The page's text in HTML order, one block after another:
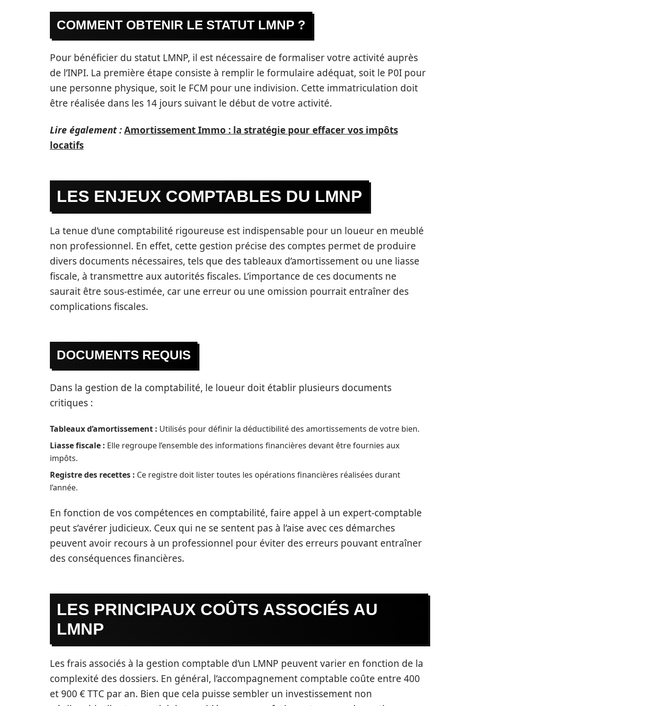
COMMENT OBTENIR LE STATUT LMNP ?
Pour bénéficier du statut LMNP, il est nécessaire de formaliser votre activité auprès
de l’INPI. La première étape consiste à remplir le formulaire adéquat, soit le P0I pour
une personne physique, soit le FCM pour une indivision. Cette immatriculation doit
être réalisée dans les 14 jours suivant le début de votre activité.
Lire également :Amortissement Immo : la stratégie pour effacer vos impôts
locatifs
LES ENJEUX COMPTABLES DU LMNP
La tenue d’une comptabilité rigoureuse est indispensable pour un loueur en meublé
non professionnel. En effet, cette gestion précise des comptes permet de produire
divers documents nécessaires, tels que des tableaux d’amortissement ou une liasse
fiscale, à transmettre aux autorités fiscales. L’importance de ces documents ne
saurait être sous-estimée, car une erreur ou une omission pourrait entraîner des
complications fiscales.
DOCUMENTS REQUIS
Dans la gestion de la comptabilité, le loueur doit établir plusieurs documents
critiques :
Tableaux d’amortissement : Utilisés pour définir la déductibilité des amortissements de votre bien.
Liasse fiscale : Elle regroupe l’ensemble des informations financières devant être fournies aux
impôts.
Registre des recettes : Ce registre doit lister toutes les opérations financières réalisées durant
l’année.
En fonction de vos compétences en comptabilité, faire appel à un expert-comptable
peut s’avérer judicieux. Ceux qui ne se sentent pas à l’aise avec ces démarches
peuvent avoir recours à un professionnel pour éviter des erreurs pouvant entraîner
des conséquences financières.
LES PRINCIPAUX COÛTS ASSOCIÉS AU
LMNP
Les frais associés à la gestion comptable d’un LMNP peuvent varier en fonction de la
complexité des dossiers. En général, l’accompagnement comptable coûte entre 400
et 900 € TTC par an. Bien que cela puisse sembler un investissement non